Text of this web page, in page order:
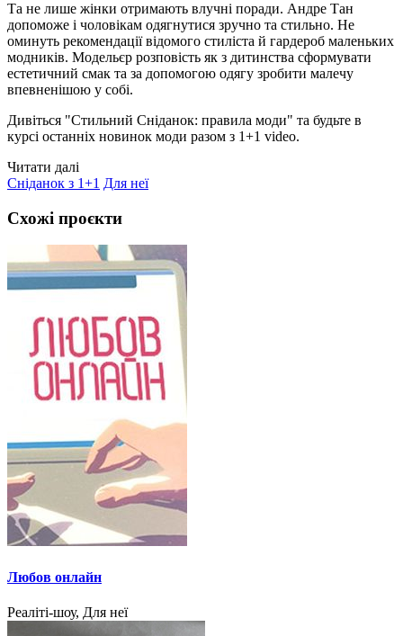
Та не лише жінки отримають влучні поради. Андре Тан
допоможе і чоловікам одягнутися зручно та стильно. Не
оминуть рекомендації відомого стиліста й гардероб маленьких
модників. Модельєр розповість як з дитинства сформувати
естетичний смак та за допомогою одягу зробити малечу
впевненішою у собі.
Дивіться "Стильний Сніданок: правила моди" та будьте в
курсі останніх новинок моди разом з 1+1 video.
Читати далі
Сніданок з 1+1 Для неї
Схожі проєкти
Любов онлайн
Реаліті-шоу, Для неї